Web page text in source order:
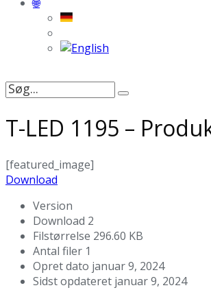
Søg
T-LED 1195 –
[featured_image]
Download
Version
Download 2
Filstørrelse 296.60 KB
Antal filer 1
Opret dato januar 9, 2024
Sidst opdateret januar 9, 2024